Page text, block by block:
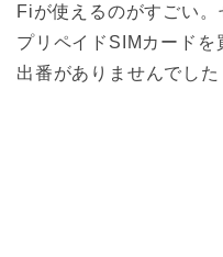
Fiが使えるのがすごい
プリペイドSIMカード
出番がありませんでした